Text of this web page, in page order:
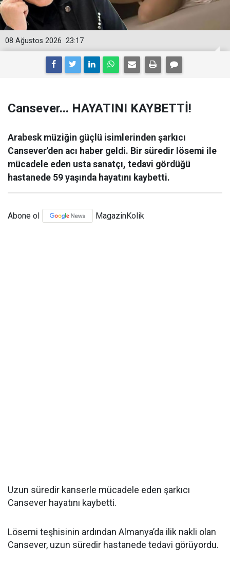
23:17
08 Ağustos 2026
Cansever... HAYATINI KAYBETTİ!
Arabesk müziğin güçlü isimlerinden şarkıcı
Cansever'den acı haber geldi. Bir süredir lösemi ile
mücadele eden usta sanatçı, tedavi gördüğü
hastanede 59 yaşında hayatını kaybetti.
Abone ol MagazinKolik
Uzun süredir kanserle mücadele eden şarkıcı
Cansever hayatını kaybetti.
Lösemi teşhisinin ardından Almanya’da ilik nakli olan
Cansever, uzun süredir hastanede tedavi görüyordu.